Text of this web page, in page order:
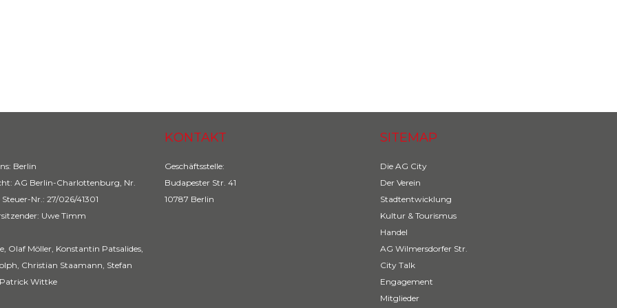
Berlin
AG Berlin-Charlottenburg, Nr.
Nr.: 27/026/41301
Uwe Timm
Olaf Möller, Konstantin Patsalides,
Christian Staamann, Stefan
Wittke
KONTAKT
Geschäftsstelle:
Budapester Str. 41
10787 Berlin
SITEMAP
Die AG City
Der Verein
Stadtentwicklung
Kultur & Tourismus
Handel
AG Wilmersdorfer Str.
City Talk
Engagement
Mitglieder